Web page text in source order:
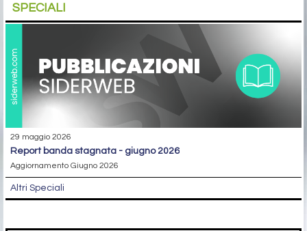
SPECIALI
29 maggio 2026
report banda stagnata - giugno 2026
Aggiornamento Giugno 2026
Altri Speciali